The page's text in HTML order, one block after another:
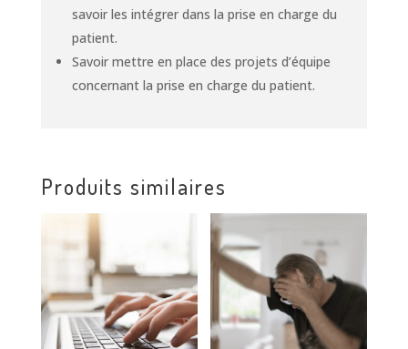
savoir les intégrer dans la prise en charge du
patient.
Savoir mettre en place des projets d’équipe
concernant la prise en charge du patient.
Produits similaires